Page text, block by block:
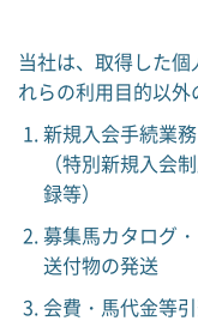
当社は、取得した
れらの利用目的以外
新規入会手続業
（特別新規入会
録等）
募集馬カタログ
送付物の発送
会費・馬代金等